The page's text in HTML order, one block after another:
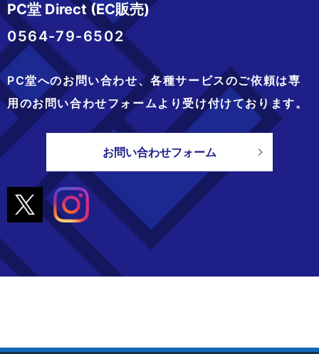
PC堂 Direct (EC販売)
0564-79-6502
PC堂へのお問い合わせ、各種サービスのご依頼は専
用のお問い合わせフォームより 受け付けております。
お問い合わせフォーム